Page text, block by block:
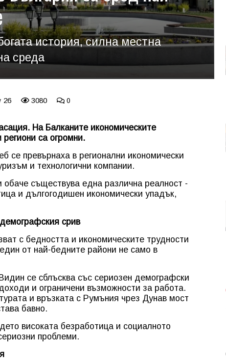
история, силна местна
среда
26 3080 0
На Балканите икономическите
са огромни.
се превърнаха в регионални икономически
и технологични компании.
съществува една различна реалност -
и дългогодишен икономически упадък,
срив
с бедността и икономическите трудности
от най-бедните райони не само в
се сблъсква със сериозен демографски
и ограничени възможности за работа.
и връзката с Румъния чрез Дунав мост
бавно.
високата безработица и социалното
проблеми.